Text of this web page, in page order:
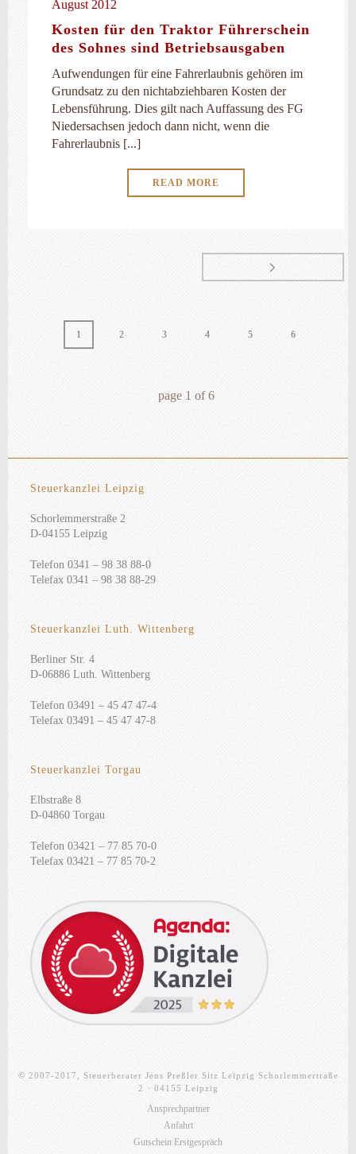
August 2012
Kosten für den Traktor Führerschein
des Sohnes sind Betriebsausgaben
Aufwendungen für eine Fahrerlaubnis gehören im
Grundsatz zu den nichtabziehbaren Kosten der
Lebensführung. Dies gilt nach Auffassung des FG
Niedersachsen jedoch dann nicht, wenn die
Fahrerlaubnis [...]
READ MORE
1 2 3 4 5 6
page 1 of6
Steuerkanzlei Leipzig
Schorlemmerstraße 2
D-04155 Leipzig
Telefon 0341 – 98 38 88-0
Telefax 0341 – 98 38 88-29
Steuerkanzlei Luth. Wittenberg
Berliner Str. 4
D-06886 Luth. Wittenberg
Telefon 03491 – 45 47 47-4
Telefax 03491 – 45 47 47-8
Steuerkanzlei Torgau
Elbstraße 8
D-04860 Torgau
Telefon 03421 – 77 85 70-0
Telefax 03421 – 77 85 70-2
© 2007-2017, Steuerberater Jens Preßler Sitz Leipzig Schorlemmertraße
2 · 04155 Leipzig
Ansprechpartner
Anfahrt
Gutschein Erstgespräch